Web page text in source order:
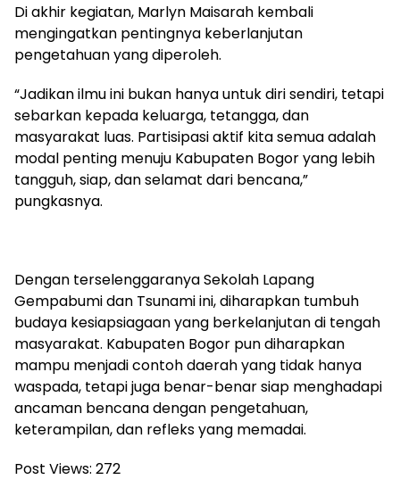
Di akhir kegiatan, Marlyn Maisarah kembali
mengingatkan pentingnya keberlanjutan
pengetahuan yang diperoleh.
“Jadikan ilmu ini bukan hanya untuk diri sendiri, tetapi
sebarkan kepada keluarga, tetangga, dan
masyarakat luas. Partisipasi aktif kita semua adalah
modal penting menuju Kabupaten Bogor yang lebih
tangguh, siap, dan selamat dari bencana,”
pungkasnya.
Dengan terselenggaranya Sekolah Lapang
Gempabumi dan Tsunami ini, diharapkan tumbuh
budaya kesiapsiagaan yang berkelanjutan di tengah
masyarakat. Kabupaten Bogor pun diharapkan
mampu menjadi contoh daerah yang tidak hanya
waspada, tetapi juga benar-benar siap menghadapi
ancaman bencana dengan pengetahuan,
keterampilan, dan refleks yang memadai.
Post Views: 272